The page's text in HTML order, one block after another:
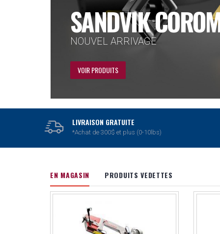
DORMER
FORETS ET TARAUDS
VOIR PRODUITS
LIVRAISON GRATUITE
*Achat de 300$ et plus (0-10lbs)
EN MAGASIN PRODUITS VEDETTES